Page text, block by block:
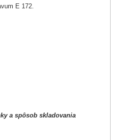
E 172.
a spôsob skladovania